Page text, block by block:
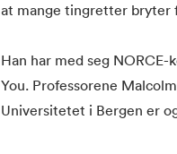
at mange tingretter bryter
Han har med seg
You. Professorene
Universitetet i Bergen er